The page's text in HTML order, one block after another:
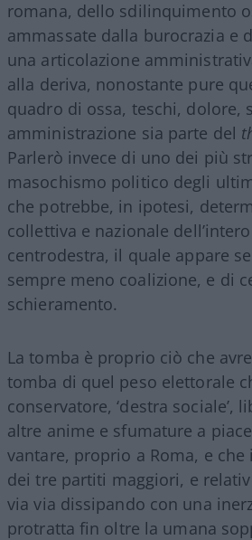
romana, dello sdilinquimento
ammassate dalla burocrazia e
una articolazione
alla deriva, nonostante pure
quadro di ossa, teschi, dolore,
amministrazione sia parte del
Parlerò invece di uno dei più
masochismo politico degli
che potrebbe, in ipotesi,
collettiva e nazionale
centrodestra, il quale appare
sempre meno coalizione, e di
schieramento.
La tomba è proprio ciò che
tomba di quel peso elettorale
conservatore, ‘destra sociale’,
altre anime e sfumature a
vantare, proprio a Roma, e
dei tre partiti maggiori, e
via via dissipando con una
protratta fin oltre la umana